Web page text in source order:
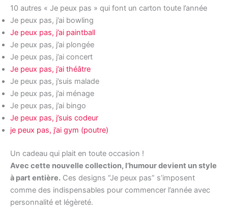
10 autres « Je peux pas » qui font un carton toute l’année
Je peux pas, j’ai bowling
Je peux pas, j’ai paintball
Je peux pas, j’ai plongée
Je peux pas, j’ai concert
Je peux pas, j’ai théâtre
Je peux pas, j’suis malade
Je peux pas, j’ai ménage
Je peux pas, j’ai bingo
Je peux pas, j’suis codeur
je peux pas, j’ai gym (poutre)
Un cadeau qui plait en toute occasion !
Avec cette nouvelle collection, l’humour devient un style
à part entière. Ces designs “Je peux pas” s’imposent
comme des indispensables pour commencer l’année avec
personnalité et légèreté.